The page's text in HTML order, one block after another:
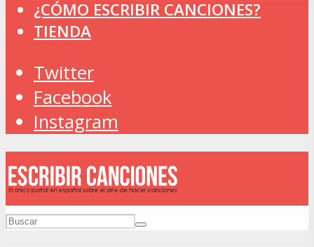
¿CÓMO ESCRIBIR CANCIONES?
TIENDA
Twitter
Facebook
Instagram